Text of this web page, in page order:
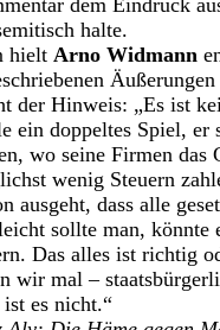
dem Eindruck
halte.
hielt Arno Widmann
der Hinweis: „Es ist
ein doppeltes Spiel,
wo seine Firmen
wenig Steuern
ausgeht, dass alle
sollte man, könnte
Das alles ist richtig
wir mal –
ist es nicht.“